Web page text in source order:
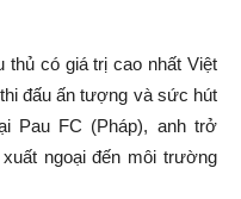
thủ có giá trị cao nhất Việt
đấu ấn tượng và sức hút
Pau FC (Pháp), anh trở
ngoại đến môi trường